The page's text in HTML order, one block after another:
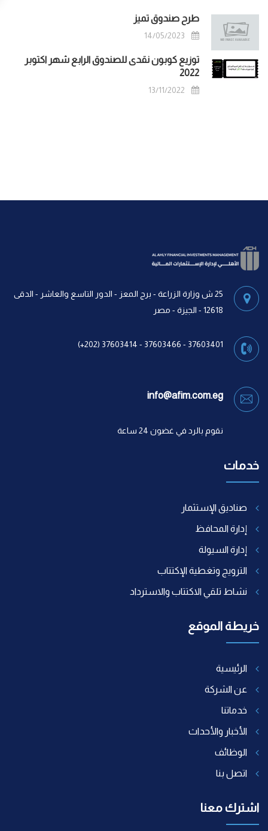
طرح صندوق تميز
14/05/2023
توزيع كوبون نقدى للصندوق الرابع شهر اكتوبر
2022
13/11/2022
25 ش وزارة الزراعة - برج المعز - الدور التاسع والعاشر - الدقى
12618 - الجيزة - مصر
37603401 - 37603466 - 37603414 (202+)
info@afim.com.eg
نقوم بالرد في غضون 24 ساعة
خدمات
صناديق الإستثمار
إدارة المحافظ
إدارة السيولة
الترويج وتغطية الإكتتاب
نشاط تلقي الاكتتاب والاسترداد
خريطة الموقع
الرئيسية
عن الشركة
خدماتنا
الأخبار والأحداث
الوظائف
اتصل بنا
اشترك معنا